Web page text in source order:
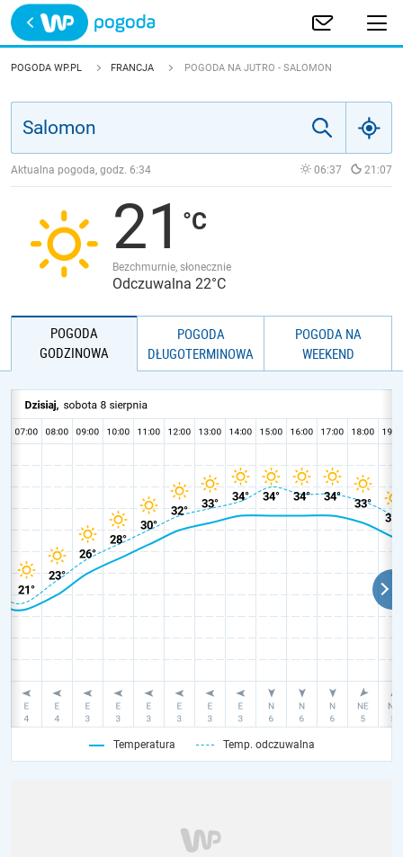
Trwa ładowanie
POLSKA
JAKOŚĆ POWIETRZA
POGODA WP.PL FRANCJA POGODA NA JUTRO - SALOMON
Aktualna pogoda, godz. 6:34 06:37 21:07
21
Bezchmurnie, słonecznie
Odczuwalna 22°C
POGODA
GODZINOWA
POGODA
DŁUGOTERMINOWA
POGODA NA
WEEKEND
Temperatura Temp. odczuwalna